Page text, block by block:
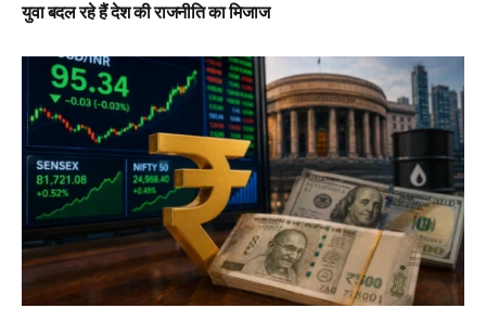
युवा बदल रहे हैं देश की राजनीति का मिजाज